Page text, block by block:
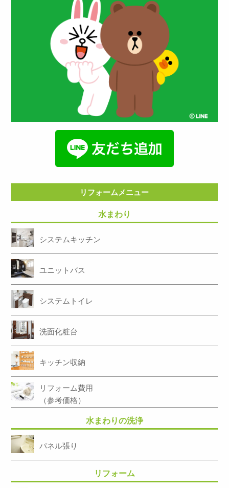
リフォームメニュー
水まわり
システムキッチン
ユニットバス
システムトイレ
洗面化粧台
キッチン収納
リフォーム費用
（参考価格）
水まわりの洗浄
パネル張り
リフォーム